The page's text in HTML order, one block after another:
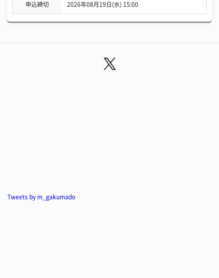
申込締切 2026年08月19日(水) 15:00
Tweets by m_gakumado